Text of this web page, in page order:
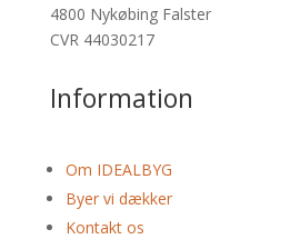
4800 Nykøbing Falster
CVR 44030217
Information
Om IDEALBYG
Byer vi dækker
Kontakt os